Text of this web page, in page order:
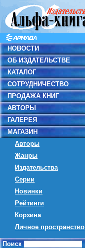
НОВОСТИ
ОБ ИЗДАТЕЛЬСТВЕ
КАТАЛОГ
СОТРУДНИЧЕСТВО
ПРОДАЖА КНИГ
АВТОРЫ
ГАЛЕРЕЯ
МАГАЗИН
Авторы
Жанры
Издательства
Серии
Новинки
Рейтинги
Корзина
Личное пространство
Поиск